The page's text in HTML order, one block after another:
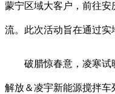
蒙宁区域大客户，前往
流。此次活动旨在通过实
破腊惊春意，凌寒试
解放＆凌宇新能源搅拌